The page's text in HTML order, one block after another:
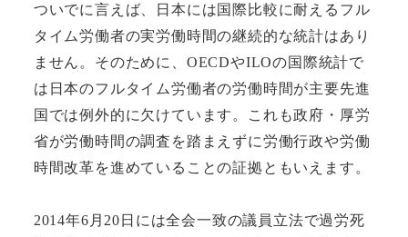
ついでに言えば、日本には国際比較に耐えるフル
タイム労働者の実労働時間の継続的な統計はあり
ません。そのために、OECDやILOの国際統計で
は日本のフルタイム労働者の労働時間が主要先進
国では例外的に欠けています。これも政府・厚労
省が労働時間の調査を踏まえずに労働行政や労働
時間改革を進めていることの証拠ともいえます。
2014年6月20日には全会一致の議員立法で過労死